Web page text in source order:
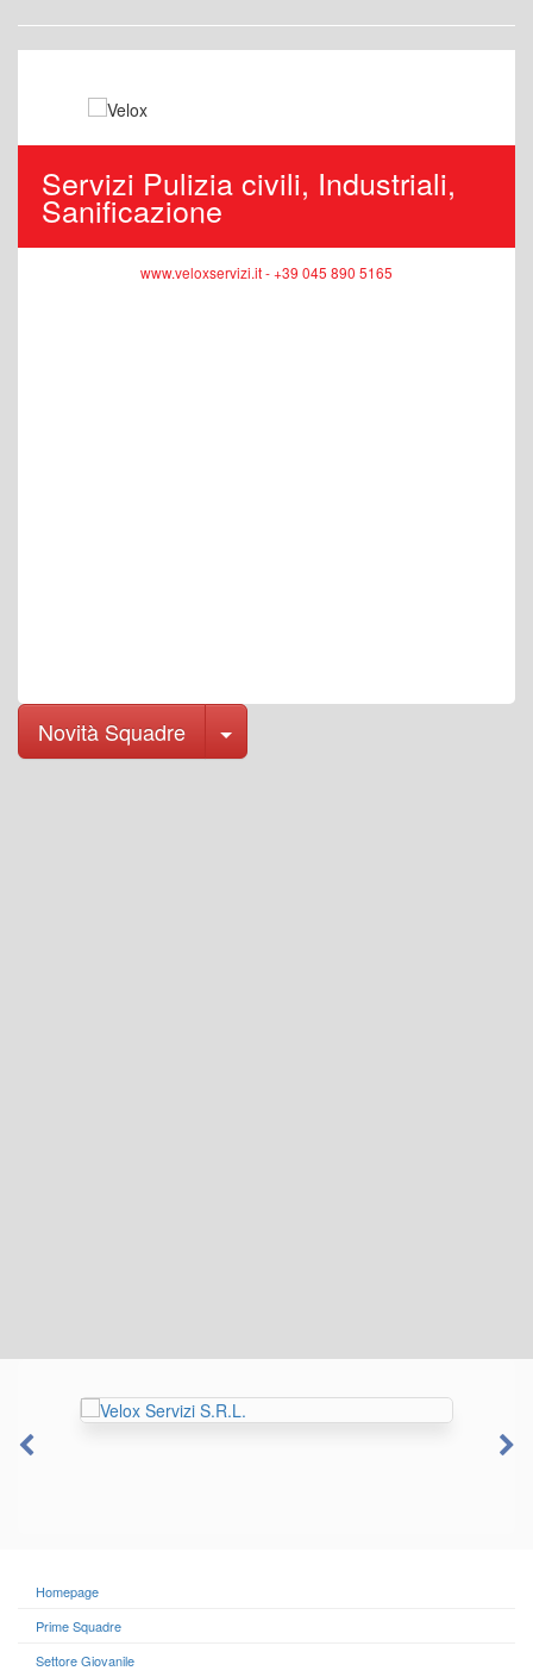
Servizi Pulizia civili, Industriali,
Sanificazione
www.veloxservizi.it - +39 045 890 5165
Novità Squadre Toggle Dropdown
Homepage
Prime Squadre
Settore Giovanile